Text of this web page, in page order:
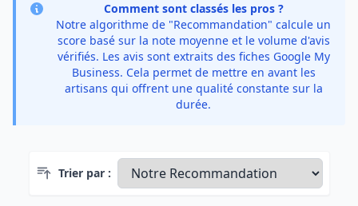
Comment sont classés les pros ?
Notre algorithme de "Recommandation" calcule un
score basé sur la note moyenne et le volume d'avis
vérifiés. Les avis sont extraits des fiches Google My
Business. Cela permet de mettre en avant les
artisans qui offrent une qualité constante sur la
durée.
Trier par :